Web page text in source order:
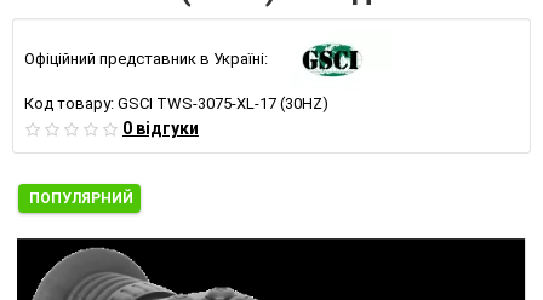
Офіційний представник в Україні:
Код товару: GSCI TWS-3075-XL-17 (30HZ)
0 відгуки
ПОПУЛЯРНИЙ